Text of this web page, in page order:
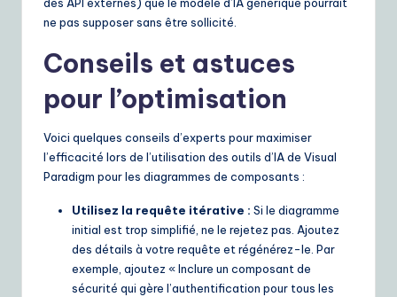
ne pas supposer sans être sollicité.
Conseils et astuces
pour l’optimisation
Voici quelques conseils d’experts pour maximiser
l’efficacité lors de l’utilisation des outils d’IA de Visual
Paradigm pour les diagrammes de composants :
Utilisez la requête itérative : Si le diagramme
initial est trop simplifié, ne le rejetez pas. Ajoutez
des détails à votre requête et régénérez-le. Par
exemple, ajoutez « Inclure un composant de
sécurité qui gère l’authentification pour tous les